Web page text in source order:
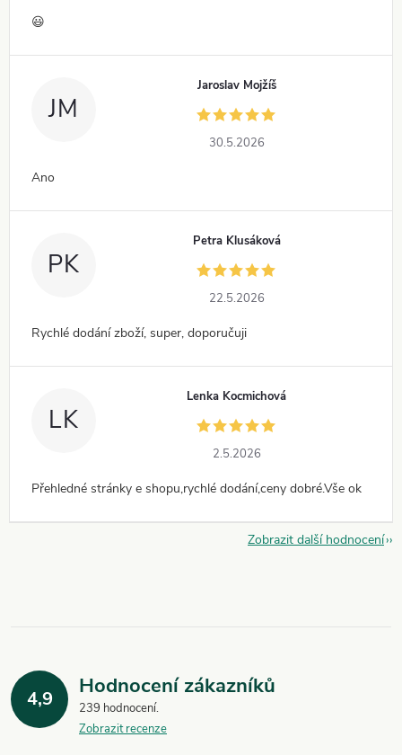
😃
JM
Jaroslav Mojžíš
30.5.2026
Ano
PK
Petra Klusáková
22.5.2026
Rychlé dodání zboží, super, doporučuji
LK
Lenka Kocmichová
2.5.2026
Přehledné stránky e shopu,rychlé dodání,ceny dobré.Vše ok
Zobrazit další hodnocení
4,9 Hodnocení zákazníků
239 hodnocení
Zobrazit recenze